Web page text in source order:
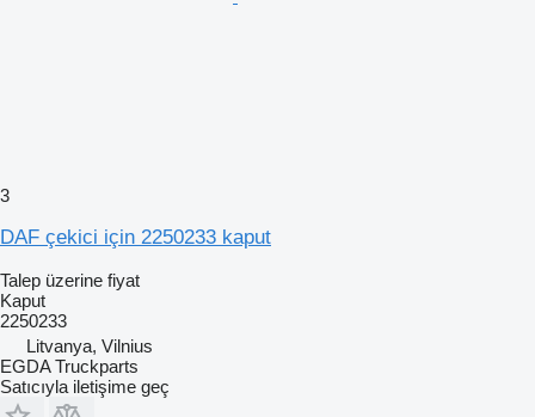
3
DAF çekici için 2250233 kaput
Talep üzerine fiyat
Kaput
2250233
Litvanya, Vilnius
EGDA Truckparts
Satıcıyla iletişime geç